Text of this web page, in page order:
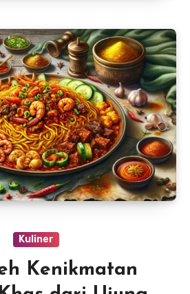
Kuliner
Kenikmatan